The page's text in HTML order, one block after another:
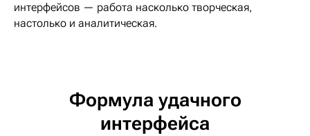
интерфейсов — работа насколько творческая,
настолько и аналитическая.
Формула удачного
интерфейса